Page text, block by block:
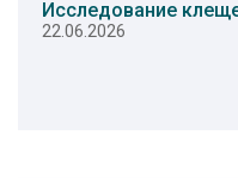
Исследование
22.06.2026